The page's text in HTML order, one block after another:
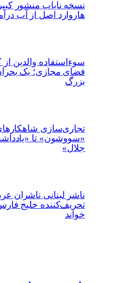
نسخه نایاب منشور
هاروارد اصل از آب
سوءاستفاده‌ والدین از
فضای مجازی؛ یک
بزرگ
تجاری‌سازی شاهکارهای
«سووشون» تا
جلال»
ناشر لبنانی ناشران
تحریف‌کننده خلیج
خواند